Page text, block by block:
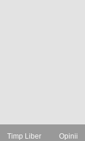
Timp Liber Opinii